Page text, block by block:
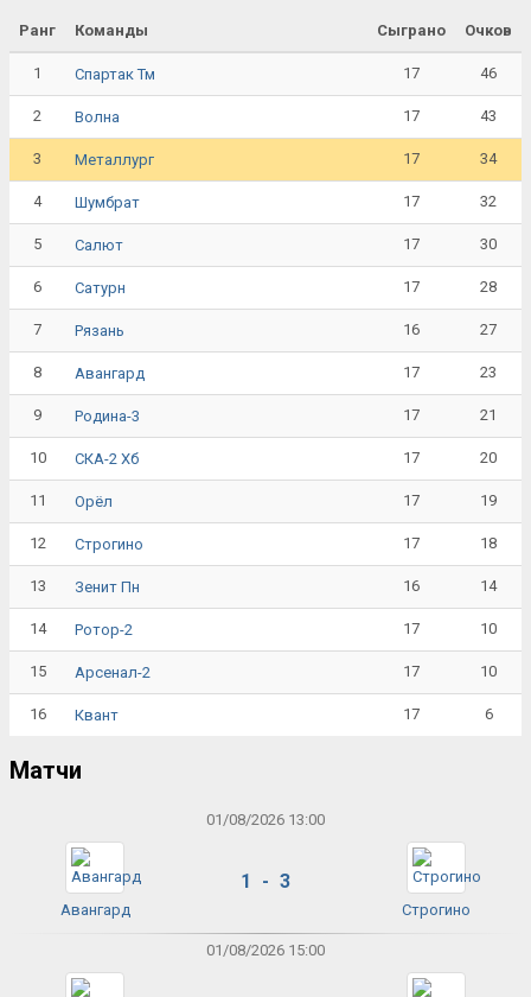
Ранг Команды Сыграно Очков
1 Спартак Тм 17 46
2 Волна 17 43
3 Металлург 17 34
4 Шумбрат 17 32
5 Салют 17 30
6 Сатурн 17 28
7 Рязань 16 27
8 Авангард 17 23
9 Родина-3 17 21
10 СКА-2 Хб 17 20
11 Орёл 17 19
12 Строгино 17 18
13 Зенит Пн 16 14
14 Ротор-2 17 10
15 Арсенал-2 17 10
16 Квант 17 6
Матчи
01/08/2026 13:00
Авангард
1 - 3
Строгино
01/08/2026 15:00